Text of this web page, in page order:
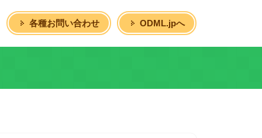
各種お問い合わせ ODML.jpへ